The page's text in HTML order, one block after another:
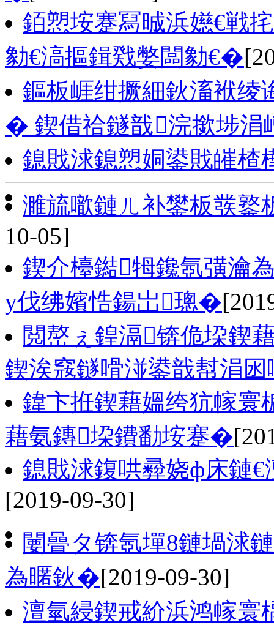
銆愬垵蹇冩晠浜嬨€戦
勨€滈摳鍓戣嫳闆勨€�
鏂板崕绀撅細鈥滀袱绫
� 鍥借祫鐩戠浣撳埗涓
鎴戝浗鎴愬姛鍙戝皠楂
濉旈噷鏈ㄦ补鐢板彂
10-05]
鍥介檯鐑牳鑱氬彉瀹
у伐绋嬪悎鍚岀璁�
閲嶅ぇ鍠滆锛佹垜鍥
鍥涘窛鐩嗗湴鍙戠幇涓
鍏卞拰鍥藉媼绔犺幏
藉氨鏄垜鐨勫垵蹇�
鎴戝浗鍑哄彛娆ф床鏈
[2019-09-30]
闄曡タ锛氬墠8鏈堝浗
為暱鈥�[2019-09-30]
澶氫綅鍥戒紒浜鸿幏寰